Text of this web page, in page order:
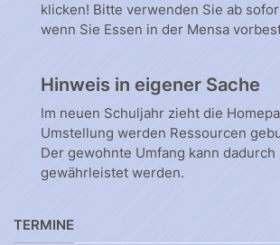
klicken! Bitte verwenden Sie ab
wenn Sie Essen in der Mensa
Hinweis in eigener Sache
Im neuen Schuljahr zieht die
Umstellung werden Ressourcen
Der gewohnte Umfang kann
gewährleistet werden.
TERMINE